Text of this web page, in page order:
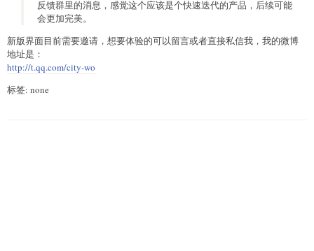
反馈群里的消息，感觉这个应该是个快速迭代的产品，后续可能
会更加完美。
新版界面目前需要邀请，想要体验的可以留言或者直接私信我，我的微博
地址是：
http://t.qq.com/city-wo
标签: none